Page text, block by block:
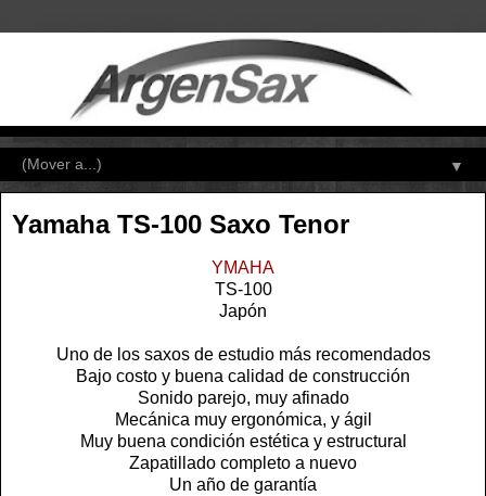
▼
Yamaha TS-100 Saxo Tenor
YMAHA
TS-100
Japón
Uno de los saxos de estudio más recomendados
Bajo costo y buena calidad de construcción
Sonido parejo, muy afinado
Mecánica muy ergonómica, y ágil
Muy buena condición estética y estructural
Zapatillado completo a nuevo
Un año de garantía